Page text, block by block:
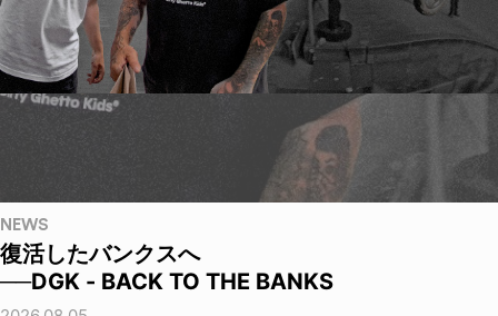
NEWS
復活したバンクスへ
──DGK - BACK TO THE BANKS